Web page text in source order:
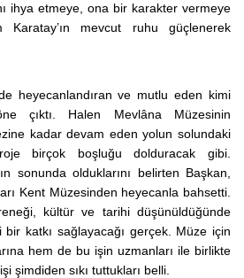
ihya etmeye, ona bir karakter vermeye
Karatay’ın mevcut ruhu güçlenerek
heyecanlandıran ve mutlu eden kimi
çıktı. Halen Mevlâna Müzesinin
kadar devam eden yolun solundaki
birçok boşluğu dolduracak gibi.
sonunda olduklarını belirten Başkan,
Kent Müzesinden heyecanla bahsetti.
kültür ve tarihi düşünüldüğünde
bir katkı sağlayacağı gerçek. Müze için
hem de bu işin uzmanları ile birlikte
şimdiden sıkı tuttukları belli.